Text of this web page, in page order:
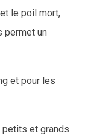
le poil mort,
permet un
et pour les
et grands